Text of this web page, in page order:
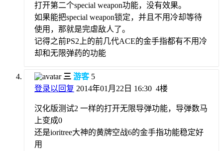
打开第二个special weapon功能，没有效果。
如果能把special weapon锁定，并且不用冷却等待
使用，那就是完虐敌人了。
记得之前PS2上的前几代ACE的金手指都有不用冷
却和无限弹药的功能
三 游客 5
登录以回复 2014年01月22日 16:30 4楼
汉化版测试2 一样的打开无限导弹功能，导弹数马
上变成0
还是ioritree大神的黄牌空战6的金手指功能稳定好
用